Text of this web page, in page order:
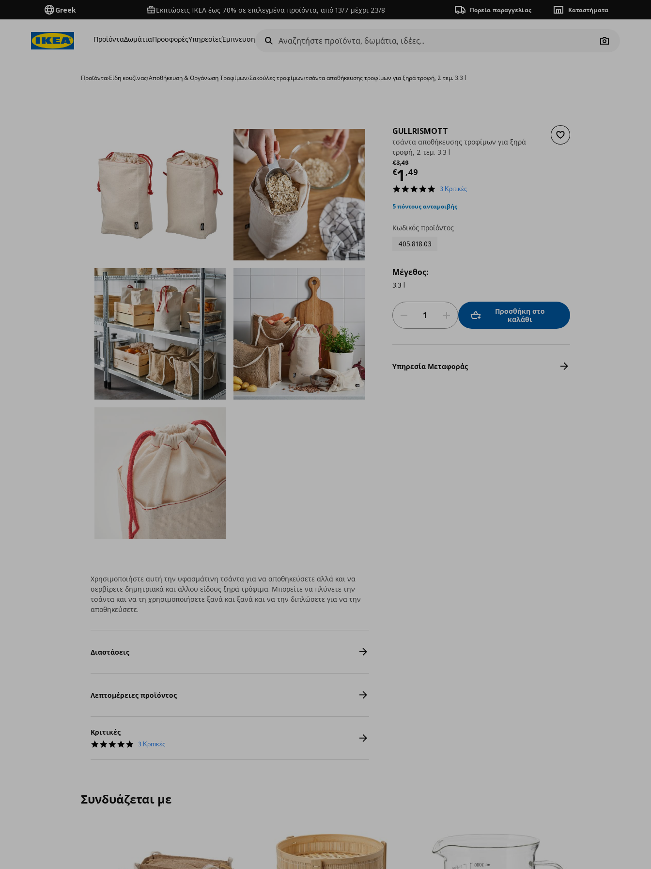
Greek Εκπτώσεις IKEA έως 70% σε επιλεγμένα προϊόντα, από 13/7 μέχρι 23/8 Πορεία παραγγελίας Καταστήματα
ΠροϊόνταΔωμάτιαΠροσφορέςΥπηρεσίεςΈμπνευση
Camera
Προϊόντα›Είδη κουζίνας›Αποθήκευση & Οργάνωση Τροφίμων›Σακούλες τροφίμων›τσάντα αποθήκευσης τροφίμων για ξηρά τροφή, 2 τεμ. 3.3 l
Προσθήκη στα αγαπημένα
GULLRISMOTT
τσάντα αποθήκευσης τροφίμων για ξηρά
τροφή, 2 τεμ. 3.3 l
€3,49
Αρχική τιμή
€1 ,49
Τρέχουσα τιμή
5.0
rating
3 Κριτικές
5 πόντους ανταμοιβής
Κωδικός προϊόντος
405.818.03
Μέγεθος:
3.3 l
Προσθήκη στο
καλάθι
Υπηρεσία Μεταφοράς
Χρησιμοποιήστε αυτή την υφασμάτινη τσάντα για να αποθηκεύσετε αλλά και να
σερβίρετε δημητριακά και άλλου είδους ξηρά τρόφιμα. Μπορείτε να πλύνετε την
τσάντα και να τη χρησιμοποιήσετε ξανά και ξανά και να την διπλώσετε για να την
αποθηκεύσετε.
Διαστάσεις
Λεπτομέρειες προϊόντος
Κριτικές
5.0
3 Κριτικές
Συνδυάζεται με